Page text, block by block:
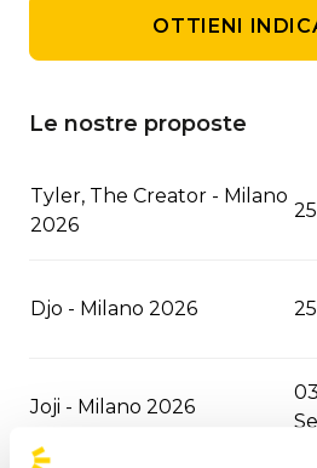
OTTIENI
Le nostre proposte
Tyler, The Creator - Milano
2026
Djo - Milano 2026
Joji - Milano 2026
03